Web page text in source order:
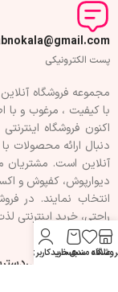
پست الکترونیکی
با کيفيت ، مرغوب و
اکنون فروشگاه
دنبال ارائه محصولات
آنلاين است. مشتريان
دیوارپوش، کفپوش و
انتخاب نمايند. در
راحتی، خرید اینترنتی
فهرست سفارشی
علاقه مندیسبد خرید
حساب کاربری من